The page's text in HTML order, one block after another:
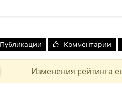
Публикации Комментарии
Изменения рейтинга